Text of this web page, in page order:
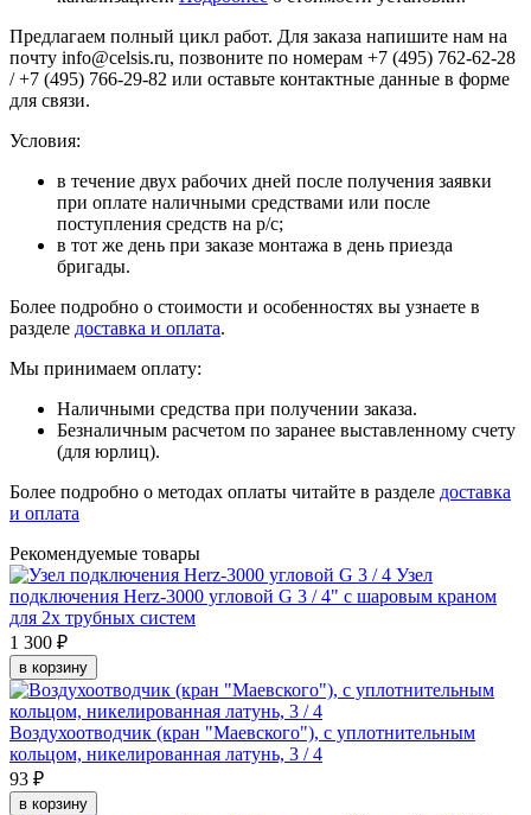
Предлагаем полный цикл работ. Для заказа напишите нам на
почту info@celsis.ru, позвоните по номерам +7 (495) 762-62-28
/ +7 (495) 766-29-82 или оставьте контактные данные в форме
для связи.
Условия:
в течение двух рабочих дней после получения заявки
при оплате наличными средствами или после
поступления средств на р/с;
в тот же день при заказе монтажа в день приезда
бригады.
Более подробно о стоимости и особенностях вы узнаете в
разделе доставка и оплата.
Мы принимаем оплату:
Наличными средства при получении заказа.
Безналичным расчетом по заранее выставленному счету
(для юрлиц).
Более подробно о методах оплаты читайте в разделе доставка
и оплата
Рекомендуемые товары
Узел
подключения Herz-3000 угловой G 3 / 4" с шаровым краном
для 2х трубных систем
1 300 ₽
в корзину
Воздухоотводчик (кран "Маевского"), с уплотнительным
кольцом, никелированная латунь, 3 / 4
93 ₽
в корзину